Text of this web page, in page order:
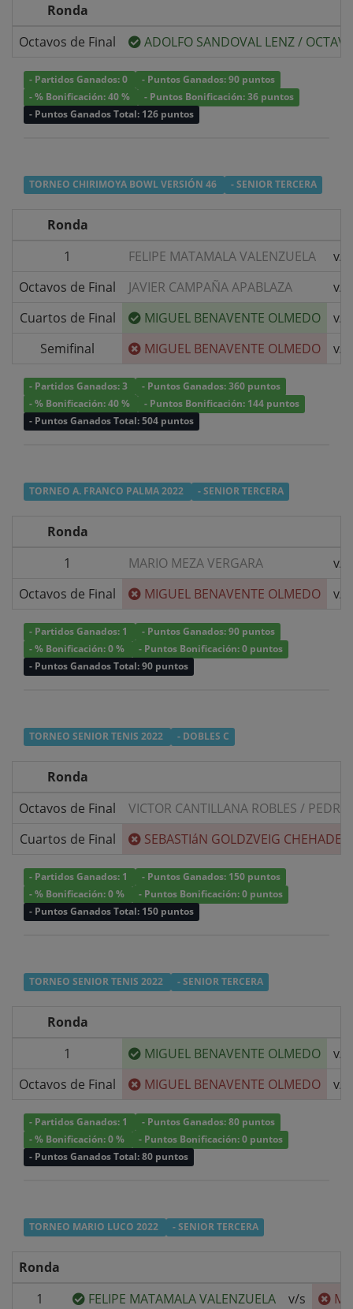
Ronda
Octavos de Final
ADOLFO SANDOVAL LENZ/
- Partidos Ganados: 0
- Puntos Ganados: 90 puntos
- % Bonificación: 40 %
- Puntos Bonificación: 36 puntos
- Puntos Ganados Total: 126 puntos
TORNEO CHIRIMOYA BOWL VERSIÓN 46 - SENIOR TERCERA
Ronda
1
FELIPE MATAMALA VALENZUELA
v/s
Octavos de Final
JAVIER CAMPAÑA APABLAZA
v/s
Cuartos de Final
MIGUEL BENAVENTE OLMEDO
v/s
Semifinal
MIGUEL BENAVENTE OLMEDO v/s
- Partidos Ganados: 3
- Puntos Ganados: 360 puntos
- % Bonificación: 40 %
- Puntos Bonificación: 144 puntos
- Puntos Ganados Total: 504 puntos
TORNEO A. FRANCO PALMA 2022 - SENIOR TERCERA
Ronda
1
MARIO MEZA VERGARA
v/s
Octavos de Final
MIGUEL BENAVENTE OLMEDO v/s
- Partidos Ganados: 1
- Puntos Ganados: 90 puntos
- % Bonificación: 0 %
- Puntos Bonificación: 0 puntos
- Puntos Ganados Total: 90 puntos
TORNEO SENIOR TENIS 2022 - DOBLES C
Ronda
Octavos de Final
VICTOR CANTILLANA ROBLES /
Cuartos de Final
SEBASTIáN GOLDZVEIG CHEHADE
- Partidos Ganados: 1
- Puntos Ganados: 150 puntos
- % Bonificación: 0 %
- Puntos Bonificación: 0 puntos
- Puntos Ganados Total: 150 puntos
TORNEO SENIOR TENIS 2022 - SENIOR TERCERA
Ronda
1
MIGUEL BENAVENTE OLMEDO
v/s
Octavos de Final
MIGUEL BENAVENTE OLMEDO v/s
- Partidos Ganados: 1
- Puntos Ganados: 80 puntos
- % Bonificación: 0 %
- Puntos Bonificación: 0 puntos
- Puntos Ganados Total: 80 puntos
TORNEO MARIO LUCO 2022 - SENIOR TERCERA
Ronda
1
FELIPE MATAMALA VALENZUELA v/s